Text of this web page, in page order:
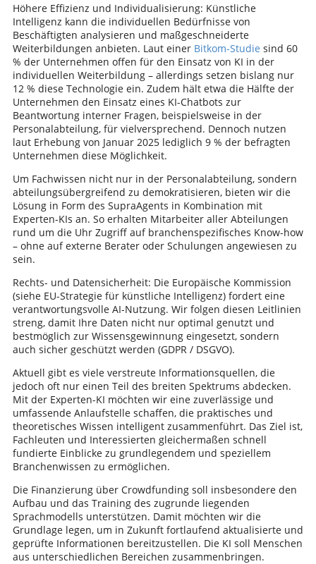
Höhere Effizienz und Individualisierung: Künstliche
Intelligenz kann die individuellen Bedürfnisse von
Beschäftigten analysieren und maßgeschneiderte
Weiterbildungen anbieten. Laut einer Bitkom-Studie sind 60
% der Unternehmen offen für den Einsatz von KI in der
individuellen Weiterbildung – allerdings setzen bislang nur
12 % diese Technologie ein. Zudem hält etwa die Hälfte der
Unternehmen den Einsatz eines KI-Chatbots zur
Beantwortung interner Fragen, beispielsweise in der
Personalabteilung, für vielversprechend. Dennoch nutzen
laut Erhebung von Januar 2025 lediglich 9 % der befragten
Unternehmen diese Möglichkeit.
Um Fachwissen nicht nur in der Personalabteilung, sondern
abteilungsübergreifend zu demokratisieren, bieten wir die
Lösung in Form des SupraAgents in Kombination mit
Experten-KIs an. So erhalten Mitarbeiter aller Abteilungen
rund um die Uhr Zugriff auf branchenspezifisches Know-how
– ohne auf externe Berater oder Schulungen angewiesen zu
sein.
Rechts- und Datensicherheit: Die Europäische Kommission
(siehe EU-Strategie für künstliche Intelligenz) fordert eine
verantwortungsvolle AI-Nutzung. Wir folgen diesen Leitlinien
streng, damit Ihre Daten nicht nur optimal genutzt und
bestmöglich zur Wissensgewinnung eingesetzt, sondern
auch sicher geschützt werden (GDPR / DSGVO).
Aktuell gibt es viele verstreute Informationsquellen, die
jedoch oft nur einen Teil des breiten Spektrums abdecken.
Mit der Experten-KI möchten wir eine zuverlässige und
umfassende Anlaufstelle schaffen, die praktisches und
theoretisches Wissen intelligent zusammenführt. Das Ziel ist,
Fachleuten und Interessierten gleichermaßen schnell
fundierte Einblicke zu grundlegendem und speziellem
Branchenwissen zu ermöglichen.
Die Finanzierung über Crowdfunding soll insbesondere den
Aufbau und das Training des zugrunde liegenden
Sprachmodells unterstützen. Damit möchten wir die
Grundlage legen, um in Zukunft fortlaufend aktualisierte und
geprüfte Informationen bereitzustellen. Die KI soll Menschen
aus unterschiedlichen Bereichen zusammenbringen.